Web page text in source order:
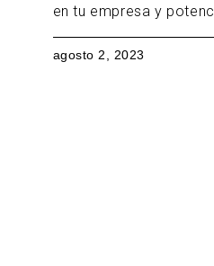
en tu empresa y
agosto 2, 2023